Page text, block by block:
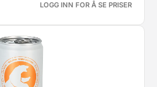
LOGG INN FOR Å SE PRISER